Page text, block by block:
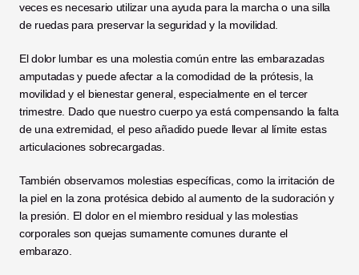
veces es necesario utilizar una ayuda para la marcha o una silla
de ruedas para preservar la seguridad y la movilidad.
El dolor lumbar es una molestia común entre las embarazadas
amputadas y puede afectar a la comodidad de la prótesis, la
movilidad y el bienestar general, especialmente en el tercer
trimestre. Dado que nuestro cuerpo ya está compensando la falta
de una extremidad, el peso añadido puede llevar al límite estas
articulaciones sobrecargadas.
También observamos molestias específicas, como la irritación de
la piel en la zona protésica debido al aumento de la sudoración y
la presión. El dolor en el miembro residual y las molestias
corporales son quejas sumamente comunes durante el
embarazo.